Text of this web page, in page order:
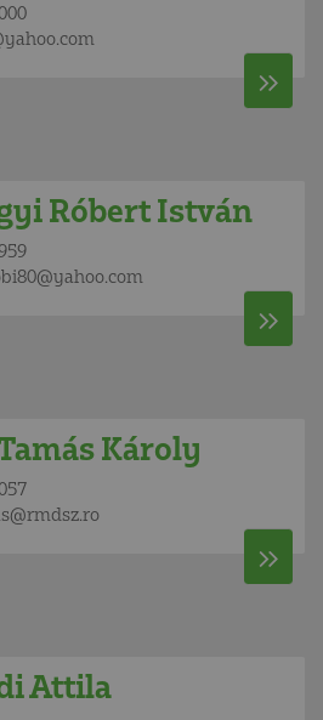
Róbert István
Károly
Attila